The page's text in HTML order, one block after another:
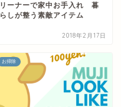
リーナーで家中お手入れ 暮
らしが整う素敵アイテム
2018年2月17日
お掃除